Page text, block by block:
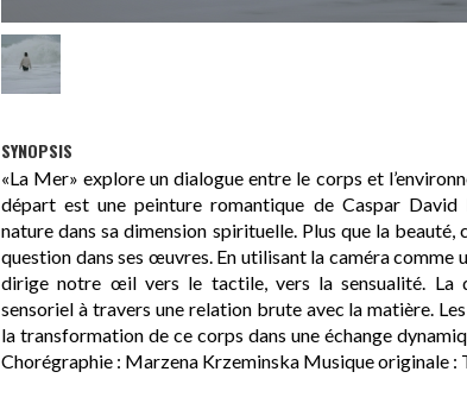
SYNOPSIS
«La Mer» explore un dialogue entre le corps et
départ est une peinture romantique de Caspar David
nature dans sa dimension spirituelle. Plus que la beauté,
question dans ses œuvres. En utilisant la caméra comme
dirige notre œil vers le tactile, vers la sensualité. La
sensoriel à travers une relation brute avec la matière.
la transformation de ce corps dans une échange
Chorégraphie : Marzena Krzeminska Musique originale :